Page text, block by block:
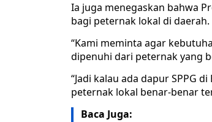
Ia juga menegaskan bahwa
bagi peternak lokal di daerah.
“Kami meminta agar
dipenuhi dari peternak yang
“Jadi kalau ada dapur SPPG
peternak lokal benar-benar
Baca Juga: